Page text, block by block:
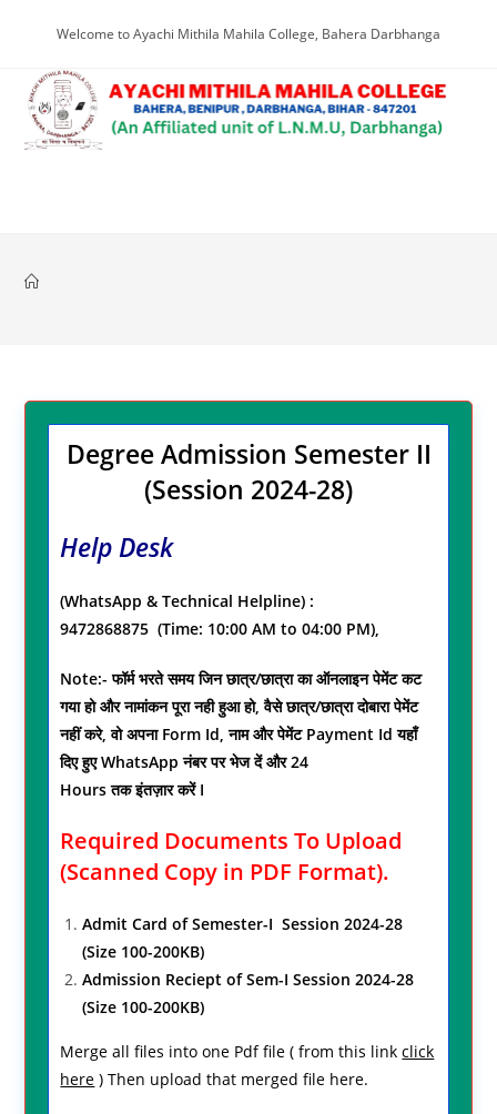
content
Welcome to Ayachi Mithila Mahila College, Bahera Darbhanga
Degree Admission Semester II
(Session 2024-28)
Help Desk
(WhatsApp & Technical Helpline) :
9472868875 (Time: 10:00 AM to 04:00 PM),
Note:-फॉर्म भरते समय जिन छात्र/छात्रा का ऑनलाइन पेमेंट कट
गया हो और नामांकन पूरा नही हुआ हो,वैसे छात्र/छात्रा दोबारा पेमेंट
नहीं करे,वो अपना Form Id,नाम और पेमेंट Payment Idयहाँ
दिए हुएWhatsAppनंबर पर भेज दें और24
Hoursतक इंतज़ार करेंI
Required Documents To Upload
(Scanned Copy in PDF Format).
Admit Card of Semester-I Session 2024-28
(Size 100-200KB)
Admission Reciept of Sem-I Session 2024-28
(Size 100-200KB)
Merge all files into one Pdf file ( from this linkclick
here ) Then upload that merged file here.